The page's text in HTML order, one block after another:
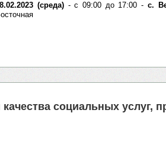
(среда) - с 09:00 до 17:00 - с.
социальных услуг,